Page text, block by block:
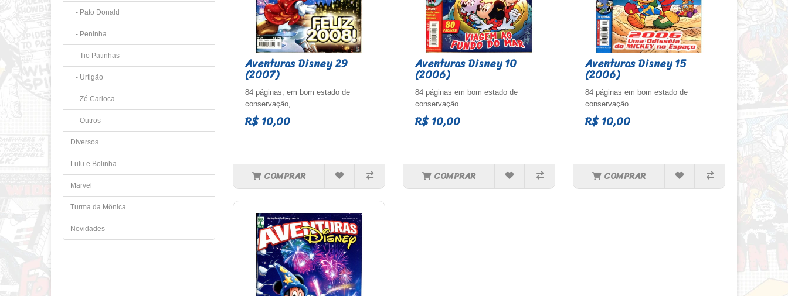
- Pato Donald
- Peninha
- Tio Patinhas
- Urtigão
- Zé Carioca
- Outros
Diversos
Lulu e Bolinha
Marvel
Turma da Mônica
Novidades
Aventuras Disney 29
(2007)
84 páginas, em bom estado de
conservação,...
R$ 10,00
COMPRAR
Aventuras Disney 10
(2006)
84 páginas em bom estado de
conservação...
R$ 10,00
COMPRAR
Aventuras Disney 15
(2006)
84 páginas em bom estado de
conservação...
R$ 10,00
COMPRAR